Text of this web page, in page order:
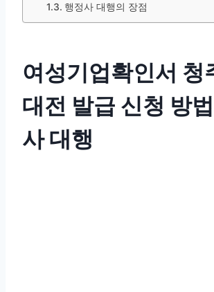
행정사 대행의 장점
여성기업확인서 청
대전 발급 신청 방
사 대행